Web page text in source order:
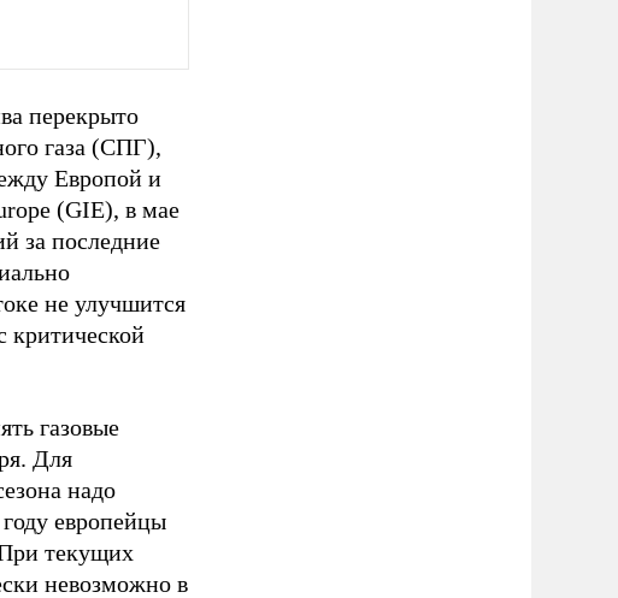
перекрыто
газа (СПГ),
Европой и
(GIE), в мае
за последние
не улучшится
критической
газовые
Для
надо
европейцы
текущих
невозможно в